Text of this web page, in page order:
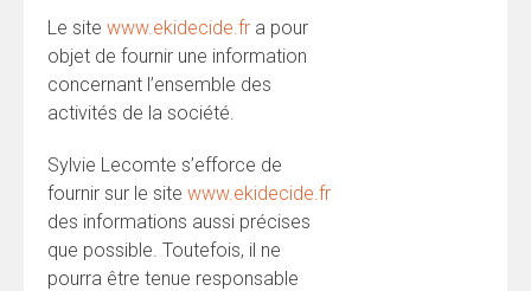
Le site www.ekidecide.fr a pour
objet de fournir une information
concernant l’ensemble des
activités de la société.
Sylvie Lecomte s’efforce de
fournir sur le site www.ekidecide.fr
des informations aussi précises
que possible. Toutefois, il ne
pourra être tenue responsable